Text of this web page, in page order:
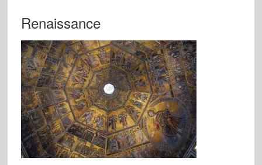
Renaissance